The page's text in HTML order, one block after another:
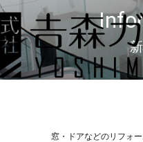
窓・ドアなどのリフォ